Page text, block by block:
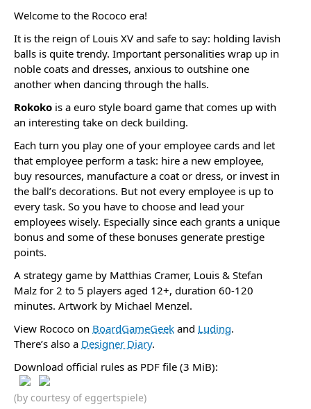
Welcome to the Rococo era!
It is the reign of Louis XV and safe to say: holding lavish
balls is quite trendy. Important personalities wrap up in
noble coats and dresses, anxious to outshine one
another when dancing through the halls.
Rokoko is a euro style board game that comes up with
an interesting take on deck building.
Each turn you play one of your employee cards and let
that employee perform a task: hire a new employee,
buy resources, manufacture a coat or dress, or invest in
the ball’s decorations. But not every employee is up to
every task. So you have to choose and lead your
employees wisely. Especially since each grants a unique
bonus and some of these bonuses generate prestige
points.
A strategy game by Matthias Cramer, Louis & Stefan
Malz for 2 to 5 players aged 12+, duration 60-120
minutes. Artwork by Michael Menzel.
View Rococo on BoardGameGeek and Luding.
There’s also a Designer Diary.
Download official rules as PDF file (3 MiB):
(by courtesy of eggertspiele)